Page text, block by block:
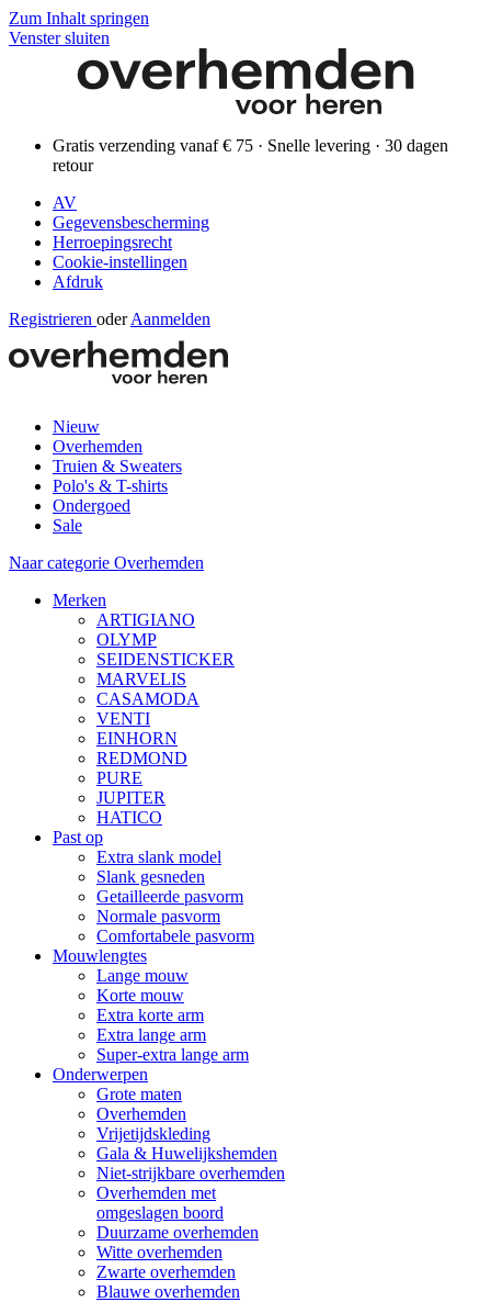
Zum Inhalt springen
Venster sluiten
Gratis verzending vanaf € 75 · Snelle levering · 30 dagen
retour
AV
Gegevensbescherming
Herroepingsrecht
Cookie-instellingen
Afdruk
Registrieren oder Aanmelden
Nieuw
Overhemden
Truien & Sweaters
Polo's & T-shirts
Ondergoed
Sale
Naar categorie Overhemden
Merken
ARTIGIANO
OLYMP
SEIDENSTICKER
MARVELIS
CASAMODA
VENTI
EINHORN
REDMOND
PURE
JUPITER
HATICO
Past op
Extra slank model
Slank gesneden
Getailleerde pasvorm
Normale pasvorm
Comfortabele pasvorm
Mouwlengtes
Lange mouw
Korte mouw
Extra korte arm
Extra lange arm
Super-extra lange arm
Onderwerpen
Grote maten
Overhemden
Vrijetijdskleding
Gala & Huwelijkshemden
Niet-strijkbare overhemden
Overhemden met
omgeslagen boord
Duurzame overhemden
Witte overhemden
Zwarte overhemden
Blauwe overhemden